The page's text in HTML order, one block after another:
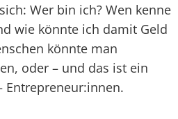
Wer bin ich? Wen kenne
wie könnte ich damit Geld
könnte man
oder – und das ist ein
Entrepreneur:innen.